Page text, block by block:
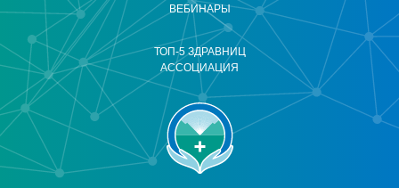
ВЕБИНАРЫ
ТОП-5 ЗДРАВНИЦ
АССОЦИАЦИЯ